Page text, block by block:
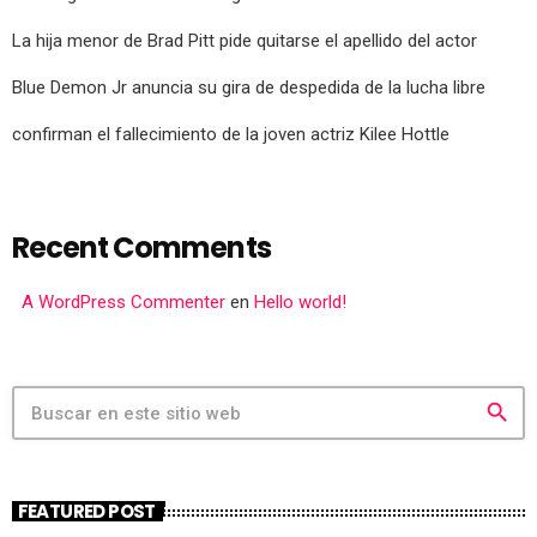
La hija menor de Brad Pitt pide quitarse el apellido del actor
Blue Demon Jr anuncia su gira de despedida de la lucha libre
confirman el fallecimiento de la joven actriz Kilee Hottle
Recent Comments
A WordPress Commenter en Hello world!
search
FEATURED POST